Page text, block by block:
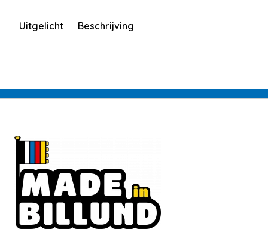
Uitgelicht Beschrijving